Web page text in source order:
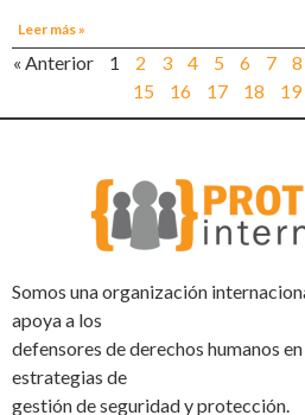
Leer más »
« Anterior 1 2 3 4 5 6 7 8
15
16 17 18 19
Somos una organización
apoya a los
defensores de derechos humanos
estrategias de
gestión de seguridad y protección.